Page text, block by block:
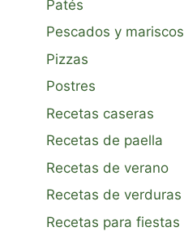
Patés
Pescados y mariscos
Pizzas
Postres
Recetas caseras
Recetas de paella
Recetas de verano
Recetas de verduras
Recetas para fiestas